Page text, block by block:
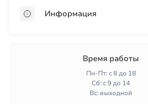
ПенопластИнформация
Политика конфиденциальности
Время работы
Пн-Пт: с 8 до 18
Сб: с 9 до 14
Вс: выходной